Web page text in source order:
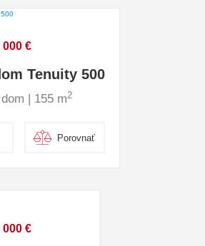
€
Tenuity 500
| 155 m2
Porovnať
€